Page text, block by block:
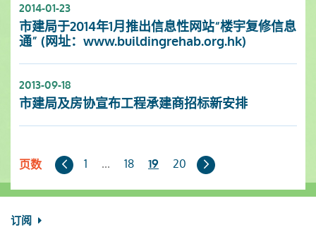
2014-01-23
市建局于2014年1月推出信息性网站“楼宇复修信息
通” (网址：www.buildingrehab.org.hk)
2013-09-18
市建局及房协宣布工程承建商招标新安排
页数
上
页
1 ... 18 19 20
下
页
订阅